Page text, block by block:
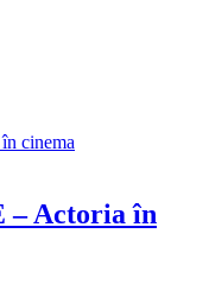
– Actoria în